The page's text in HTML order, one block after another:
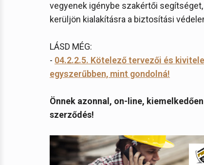
vegyenek igénybe szakértői
kerüljön kialakításra a biztosítási
LÁSD MÉG:
- 04.2.2.5. Kötelező tervezői és
egyszerűbben, mint gondolná!
Önnek azonnal, on-line,
szerződés!